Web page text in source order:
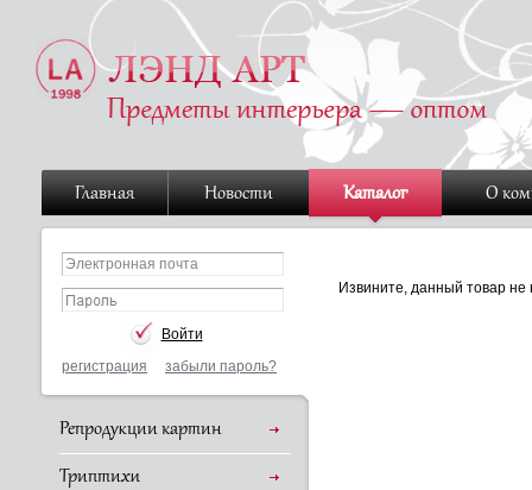
Главная Новости Каталог О
регистрация забыли пароль?
Репродукции картин
Триптихи
Извините, данный товар не